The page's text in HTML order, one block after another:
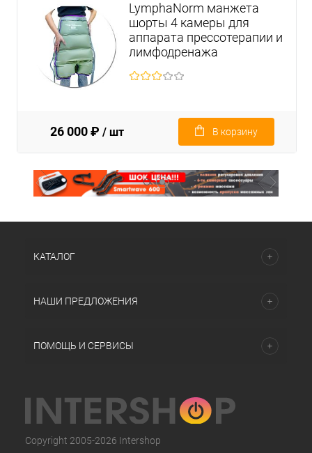
LymphaNorm манжета
шорты 4 камеры для
аппарата прессотерапии и
лимфодренажа
26 000 ₽ / шт В корзину
КАТАЛОГ
НАШИ ПРЕДЛОЖЕНИЯ
ПОМОЩЬ И СЕРВИСЫ
Copyright 2005-2026 Intershop